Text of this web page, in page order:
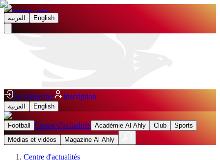
العربية English
Se connecter Inscription
العربية English
Football Centre d'actualités Académie Al Ahly Club
Sports
Médias et vidéos
Magazine Al Ahly
Centre d'actualités